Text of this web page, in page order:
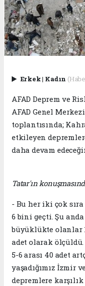
Erkek| Kadın
AFAD Deprem ve
AFAD Genel
toplantısında;
etkileyen
daha devam
Tatar'ın
- Bu her iki çok sıra
6 bini geçti. Şu
büyüklükte olanlar
adet olarak ölçüldü.
5-6 arası 40 adet
yaşadığımız İzmir
depremlere